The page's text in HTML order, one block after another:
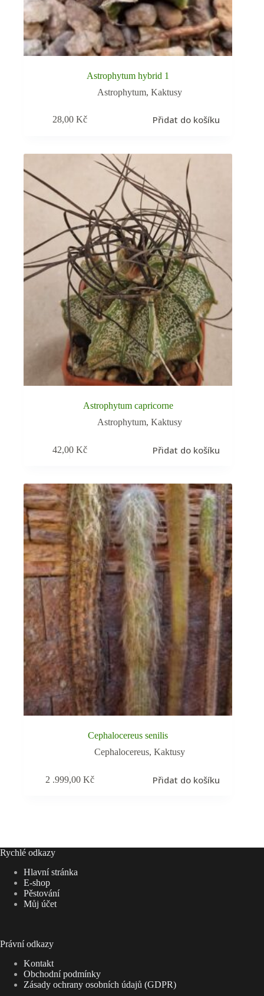
Astrophytum hybrid 1
Astrophytum,Kaktusy
28,00Kč Přidat do košíku
Astrophytum capricorne
Astrophytum,Kaktusy
42,00Kč Přidat do košíku
Cephalocereus senilis
Cephalocereus,Kaktusy
2 .999,00Kč Přidat do košíku
Rychlé odkazy
Hlavní stránka
E-shop
Pěstování
Můj účet
Právní odkazy
Kontakt
Obchodní podmínky
Zásady ochrany osobních údajů (GDPR)